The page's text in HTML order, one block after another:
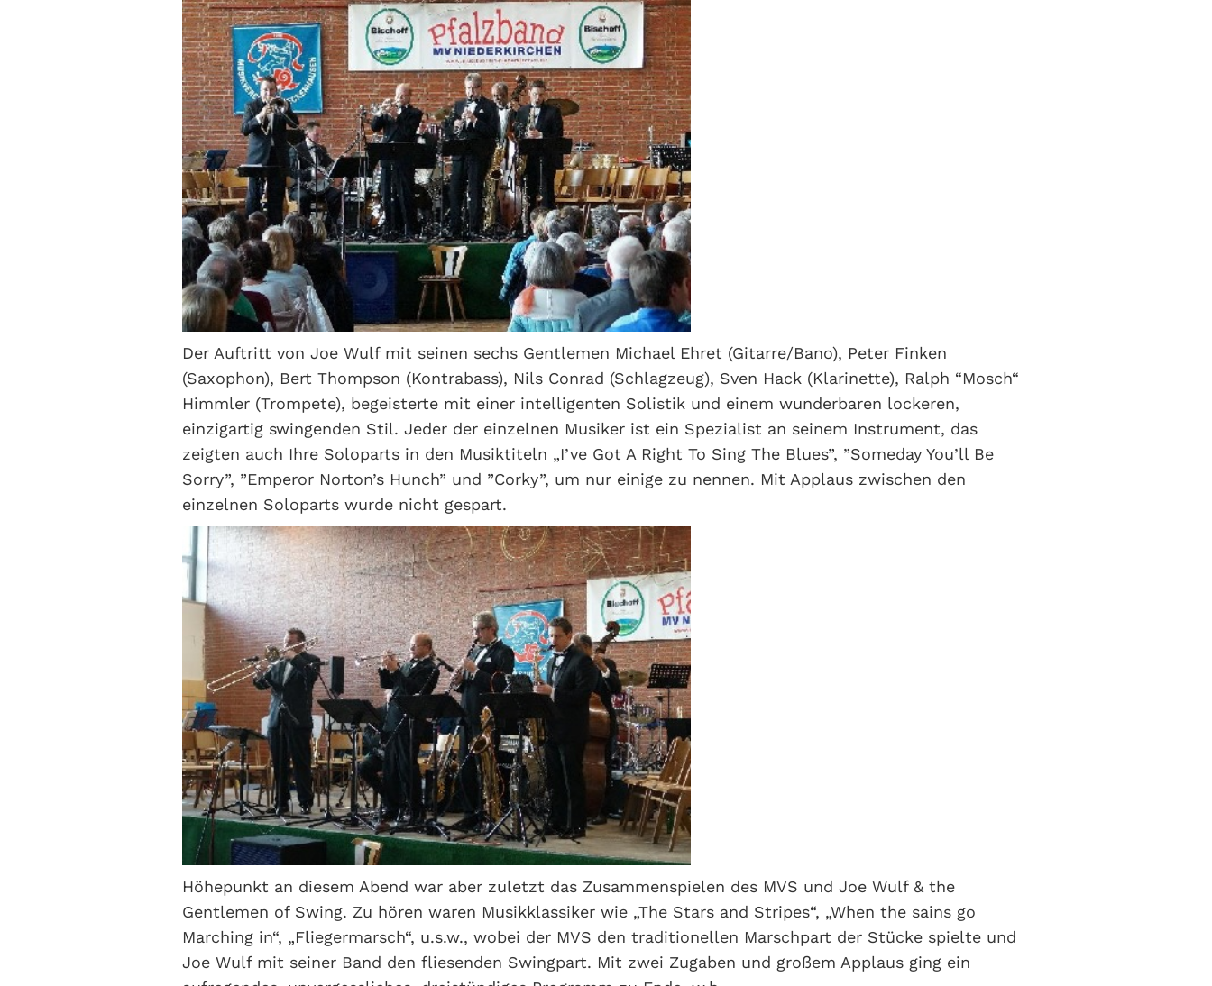
Der Auftritt von Joe Wulf mit seinen sechs Gentlemen Michael Ehret (Gitarre/Bano), Peter Finken
(Saxophon), Bert Thompson (Kontrabass), Nils Conrad (Schlagzeug), Sven Hack (Klarinette), Ralph “Mosch“
Himmler (Trompete), begeisterte mit einer intelligenten Solistik und einem wunderbaren lockeren,
einzigartig swingenden Stil. Jeder der einzelnen Musiker ist ein Spezialist an seinem Instrument, das
zeigten auch Ihre Soloparts in den Musiktiteln „I’ve Got A Right To Sing The Blues”, ”Someday You’ll Be
Sorry”, ”Emperor Norton’s Hunch” und ”Corky”, um nur einige zu nennen. Mit Applaus zwischen den
einzelnen Soloparts wurde nicht gespart.
Höhepunkt an diesem Abend war aber zuletzt das Zusammenspielen des MVS und Joe Wulf & the
Gentlemen of Swing. Zu hören waren Musikklassiker wie „The Stars and Stripes“, „When the sains go
Marching in“, „Fliegermarsch“, u.s.w., wobei der MVS den traditionellen Marschpart der Stücke spielte und
Joe Wulf mit seiner Band den fliesenden Swingpart. Mit zwei Zugaben und großem Applaus ging ein